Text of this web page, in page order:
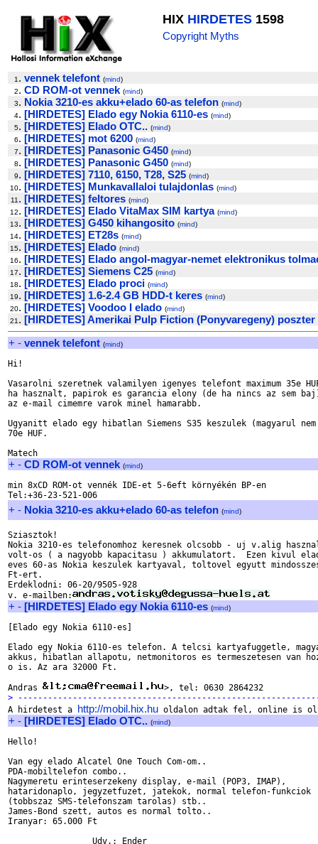
HIX HIRDETES 1598
Copyright Myths
1 . vennek telefont (mind)
2. CD ROM-ot vennek (mind)
3. Nokia 3210-es akku+elado 60-as telefon (mind)
4. [HIRDETES] Elado egy Nokia 6110-es (mind)
5. [HIRDETES] Elado OTC.. (mind)
6. [HIRDETES] mot 6200 (mind)
7. [HIRDETES] Panasonic G450 (mind)
8. [HIRDETES] Panasonic G450 (mind)
9. [HIRDETES] 7110, 6150, T28, S25 (mind)
10. [HIRDETES] Munkavallaloi tulajdonlas (mind)
11 . [HIRDETES] feltores (mind)
12. [HIRDETES] Elado VitaMax SIM kartya (mind)
13. [HIRDETES] G450 kihangosito (mind)
14. [HIRDETES] ET28s (mind)
15. [HIRDETES] Elado (mind)
16. [HIRDETES] Elado angol-magyar-nemet elektronikus
17. [HIRDETES] Siemens C25 (mind)
18. [HIRDETES] Elado proci (mind)
19. [HIRDETES] 1.6-2.4 GB HDD-t keres (mind)
20. [HIRDETES] Voodoo I elado (mind)
21 . [HIRDETES] Amerikai Pulp Fiction (Ponyvaregeny) poszter
+ - vennek telefont (mind)
Hi!
Vasarolni szeretnek valamilyen igenyes telefont maximum 35e
ha hasznalt, papirok es garancia elony (de ha nincs az sem
az e-mail cimemre varok minel hamarabb.
Ugyanitt elado egy hibatlan Siemens S35 keszulek (magyarul
70e HUF.
+ - CD ROM-ot vennek (mind)
min 8xCD ROM-ot vennék IDE-et 5-6eft környékén BP-en
+ - Nokia 3210-es akku+elado 60-as telefon (mind)
Sziasztok!
Nokia 3210-es telefonomhoz keresnek olcsobb - uj v.alig
volt-os ( a nagyobb kapacitasu ) akkumulatort.  Ezen kivul
eves 60-as Nokia keszulek kartyaval, toltovel egyutt
Ft-ert.
Erdeklodni: 06-20/9505-928
v. e-mailben:
+ - [HIRDETES] Elado egy Nokia 6110-es (mind)
[Elado egy Nokia 6110-es]
Elado egy Nokia 6110-es telefon. A telcsi kartyafuggetle,
akkus, hibatlan allapotu, netmonitoros es termeszetesen van
o is. Az ara 32000 Ft.
Andras
>
A hirdetest a http://mobil.hix.hu
+ - [HIRDETES] Elado OTC.. (mind)
Hello!
Van egy elado Alcatel One Touch Com-om..
PDA-mobiltelefon combo..
Nagymeretu erinteserzekeny display, e-mail (POP3, IMAP),
hataridonaplo, jegyzetfuzet, jatekok, normal telefon-funkciok
(tobbszaz SMS-telefonszam tarolas) stb..
James-Bond szett, autos es normal tolto..
Iranyar: 65.000 Ft
                 Udv.: Ender